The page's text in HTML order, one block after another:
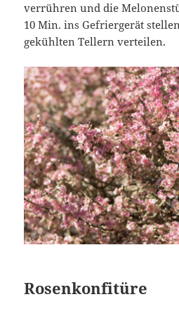
verrühren und die
10 Min. ins Gefriergerät
gekühlten Tellern verteilen.
Rosenkonfitüre